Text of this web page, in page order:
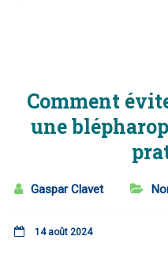
Comment
une
Gaspar Clavet
14 août 2024